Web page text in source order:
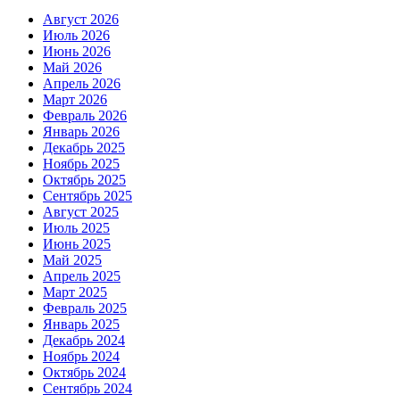
Август 2026
Июль 2026
Июнь 2026
Май 2026
Апрель 2026
Март 2026
Февраль 2026
Январь 2026
Декабрь 2025
Ноябрь 2025
Октябрь 2025
Сентябрь 2025
Август 2025
Июль 2025
Июнь 2025
Май 2025
Апрель 2025
Март 2025
Февраль 2025
Январь 2025
Декабрь 2024
Ноябрь 2024
Октябрь 2024
Сентябрь 2024